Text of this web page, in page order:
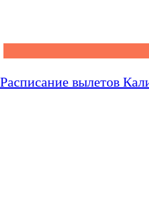
Расписание вылетов